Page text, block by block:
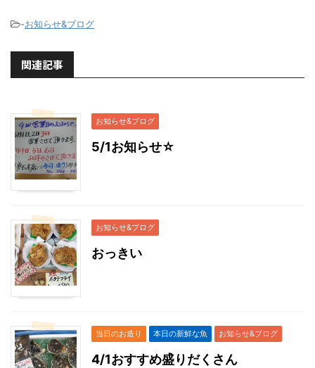
-お知らせ&ブログ
関連記事
お知らせ&ブログ
5/1お知らせ☆
お知らせ&ブログ
おっきい
当日のお造り 本日の新鮮な魚 お知らせ&ブログ
4/1おすすめ盛りだくさん